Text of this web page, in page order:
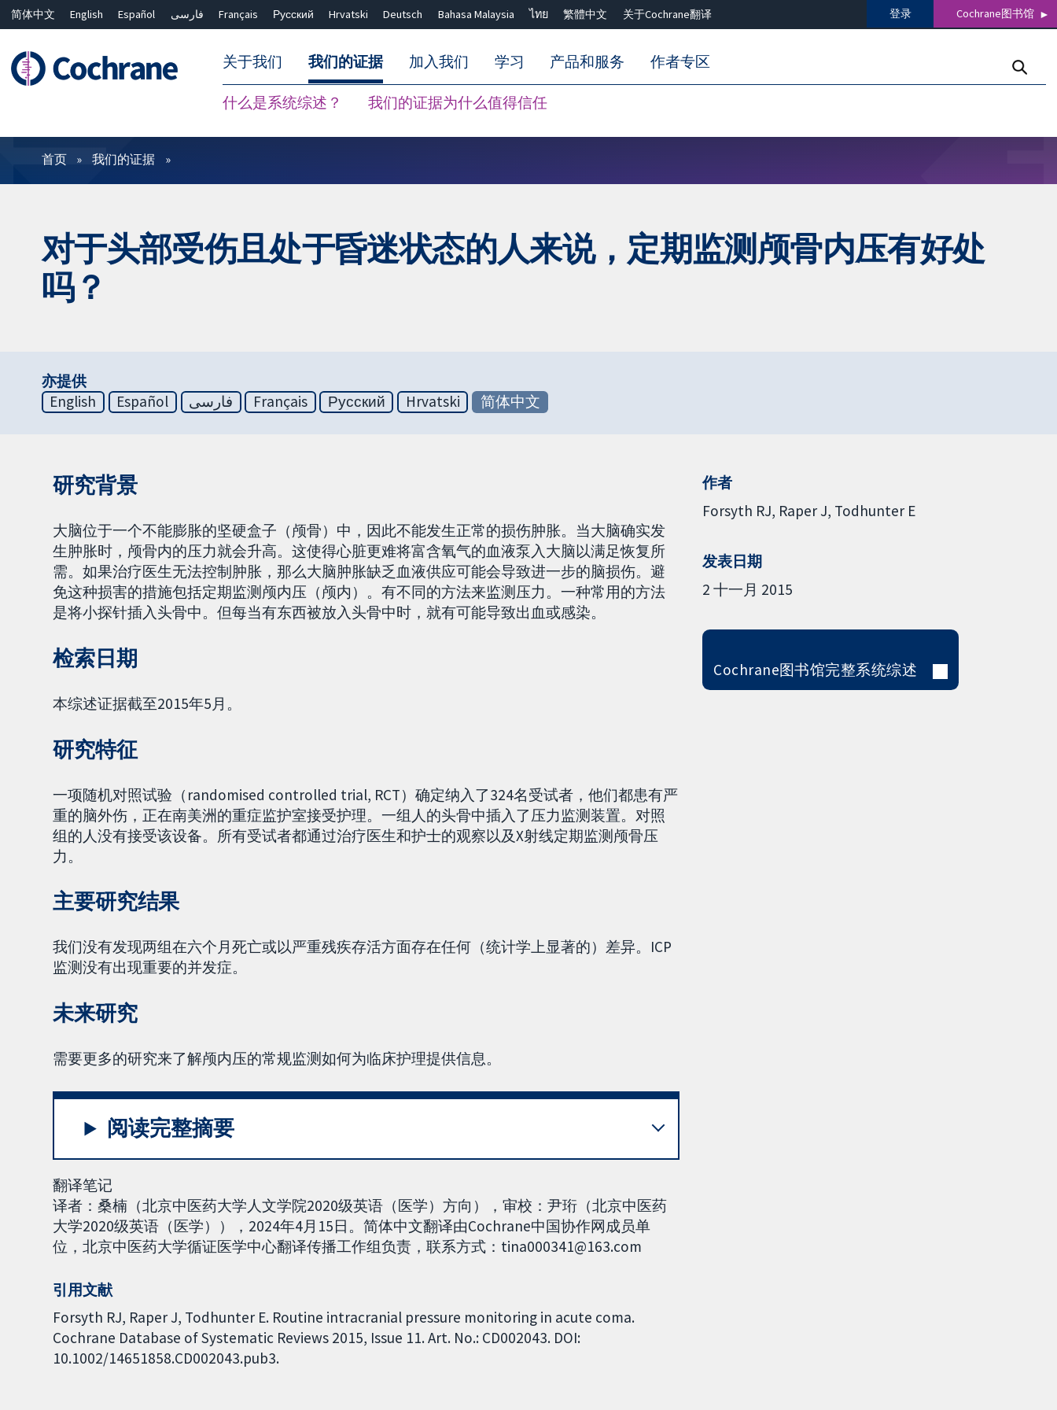
简体中文 English Español فارسی Français Русский Hrvatski Deutsch Bahasa Malaysia ไทย 繁體中文 关于Cochrane翻译 登录 Cochrane图书馆
关于我们 我们的证据
什么是系统综述？ 我们的证据为什么值得信任
加入我们 学习 产品和服务 作者专区
过滤
首页 我们的证据
对于头部受伤且处于昏迷状态的人来说，定期监测颅骨内压有好处
吗？
亦提供
English
Español فارسی Français Русский Hrvatski 简体中文
研究背景
大脑位于一个不能膨胀的坚硬盒子（颅骨）中，因此不能发生正常的损伤肿胀。当大脑确实发
生肿胀时，颅骨内的压力就会升高。这使得心脏更难将富含氧气的血液泵入大脑以满足恢复所
需。如果治疗医生无法控制肿胀，那么大脑肿胀缺乏血液供应可能会导致进一步的脑损伤。避
免这种损害的措施包括定期监测颅内压（颅内）。有不同的方法来监测压力。一种常用的方法
是将小探针插入头骨中。但每当有东西被放入头骨中时，就有可能导致出血或感染。
检索日期
本综述证据截至2015年5月。
研究特征
一项随机对照试验（randomised controlled trial, RCT）确定纳入了324名受试者，他们都患有严
重的脑外伤，正在南美洲的重症监护室接受护理。一组人的头骨中插入了压力监测装置。对照
组的人没有接受该设备。所有受试者都通过治疗医生和护士的观察以及X射线定期监测颅骨压
力。
主要研究结果
我们没有发现两组在六个月死亡或以严重残疾存活方面存在任何（统计学上显著的）差异。ICP
监测没有出现重要的并发症。
未来研究
需要更多的研究来了解颅内压的常规监测如何为临床护理提供信息。
阅读完整摘要
翻译笔记
译者：桑楠（北京中医药大学人文学院2020级英语（医学）方向），审校：尹珩（北京中医药
大学2020级英语（医学）），2024年4月15日。简体中文翻译由Cochrane中国协作网成员单
位，北京中医药大学循证医学中心翻译传播工作组负责，联系方式：tina000341@163.com
引用文献
Forsyth RJ, Raper J, Todhunter E. Routine intracranial pressure monitoring in acute coma.
Cochrane Database of Systematic Reviews 2015, Issue 11. Art. No.: CD002043. DOI:
10.1002/14651858.CD002043.pub3.
作者
Forsyth RJ Raper J Todhunter E
发表日期
2 十一月 2015
Cochrane图书馆完整系统综述